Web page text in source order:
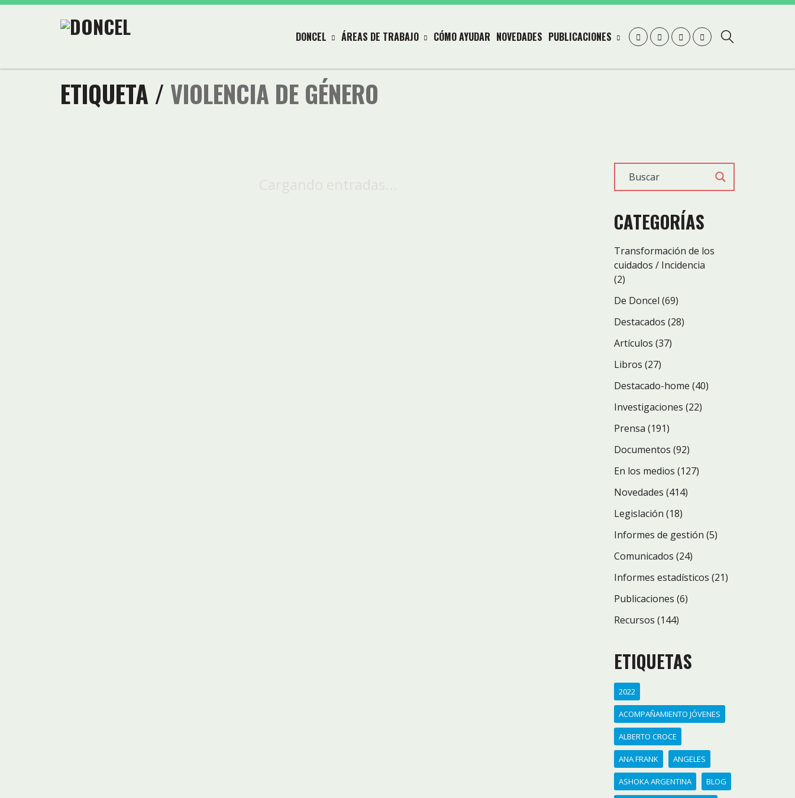
DONCEL ÁREAS DE TRABAJO CÓMO AYUDAR NOVEDADES PUBLICACIONES
ETIQUETA / VIOLENCIA DE GÉNERO
CATEGORÍAS
Transformación de los
cuidados / Incidencia
(2)
De Doncel (69)
Destacados (28)
Artículos (37)
Libros (27)
Destacado-home (40)
Investigaciones (22)
Prensa (191)
Documentos (92)
En los medios (127)
Novedades (414)
Legislación (18)
Informes de gestión (5)
Comunicados (24)
Informes estadísticos (21)
Publicaciones (6)
Recursos (144)
ETIQUETAS
2022
ACOMPAÑAMIENTO JÓVENES
ALBERTO CROCE
ANA FRANK ANGELES
ASHOKA ARGENTINA BLOG